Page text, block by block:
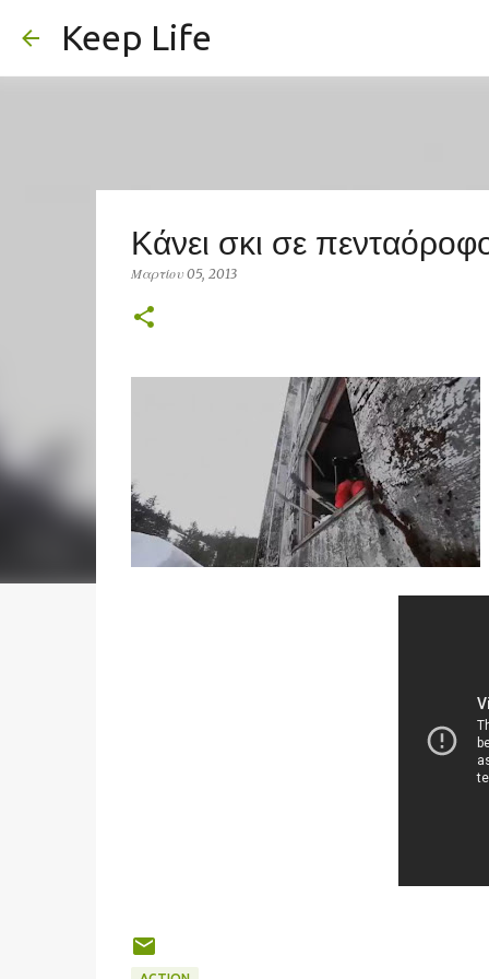
Keep Life
Κάνει σκι σε πενταόροφο
Μαρτίου 05, 2013